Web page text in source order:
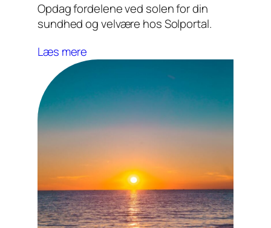
Opdag fordelene ved solen for din
sundhed og velvære hos Solportal.
Læs mere